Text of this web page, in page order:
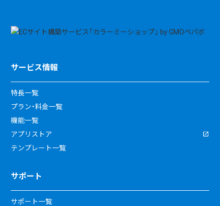
サービス情報
特長一覧
プラン・料金一覧
機能一覧
アプリストア
テンプレート一覧
サポート
サポート一覧